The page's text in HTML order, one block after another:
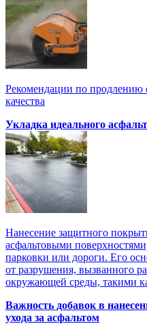
Рекомендации по
качества
Укладка идеального
Нанесение защитного
асфальтовыми
парковки или дороги. Его
от разрушения, вызванного
окружающей среды, такими
Важность добавок в
ухода за асфальтом